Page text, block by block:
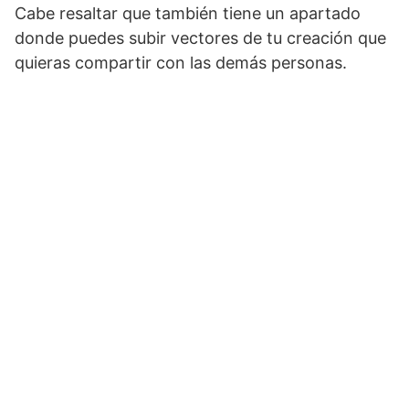
Cabe resaltar que también tiene un apartado
donde puedes subir vectores de tu creación que
quieras compartir con las demás personas.